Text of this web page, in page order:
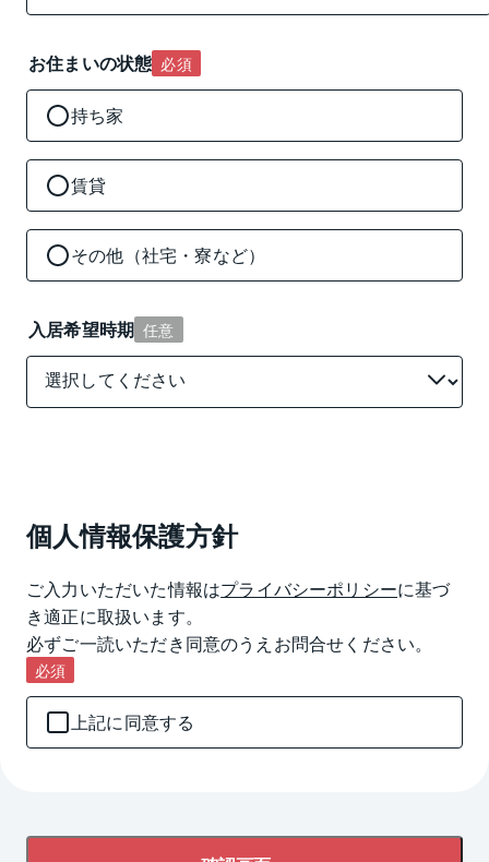
お住まいの状態 必須
持ち家
賃貸
その他（社宅・寮など）
入居希望時期 任意
個人情報保護方針
ご入力いただいた情報はプライバシーポリシーに基づ
き適正に取扱います。
必ずご一読いただき同意のうえお問合せください。
必須
上記に同意する